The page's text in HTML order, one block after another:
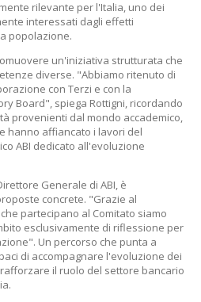
rilevante per l'Italia, uno dei
interessati dagli effetti
popolazione.
un'iniziativa strutturata che
diverse. "Abbiamo ritenuto di
con Terzi e con la
Board", spiega Rottigni, ricordando
provenienti dal mondo accademico,
hanno affiancato i lavori del
ABI dedicato all'evoluzione
Generale di ABI, è
concrete. "Grazie al
partecipano al Comitato siamo
esclusivamente di riflessione per
Un percorso che punta a
di accompagnare l'evoluzione dei
il ruolo del settore bancario